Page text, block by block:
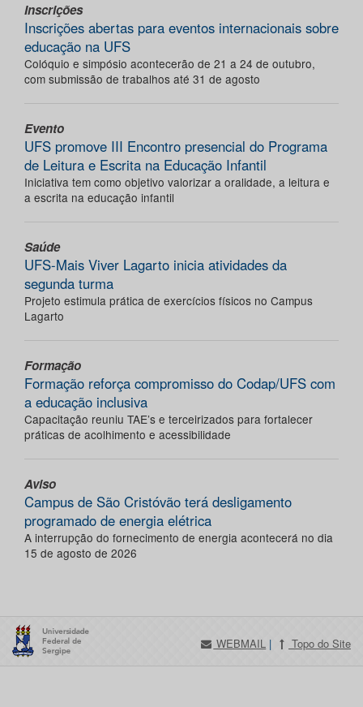
Inscrições
Inscrições abertas para eventos internacionais sobre
educação na UFS
Colóquio e simpósio acontecerão de 21 a 24 de outubro,
com submissão de trabalhos até 31 de agosto
Evento
UFS promove III Encontro presencial do Programa
de Leitura e Escrita na Educação Infantil
Iniciativa tem como objetivo valorizar a oralidade, a leitura e
a escrita na educação infantil
Saúde
UFS-Mais Viver Lagarto inicia atividades da
segunda turma
Projeto estimula prática de exercícios físicos no Campus
Lagarto
Formação
Formação reforça compromisso do Codap/UFS com
a educação inclusiva
Capacitação reuniu TAE’s e terceirizados para fortalecer
práticas de acolhimento e acessibilidade
Aviso
Campus de São Cristóvão terá desligamento
programado de energia elétrica
A interrupção do fornecimento de energia acontecerá no dia
15 de agosto de 2026
WEBMAIL | Topo do Site